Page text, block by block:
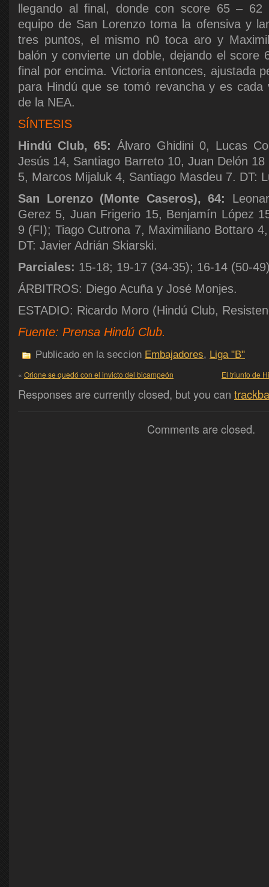
llegando al final, donde con score 65 –
equipo de San Lorenzo toma la ofensiva y
tres puntos, el mismo n0 toca aro y
balón y convierte un doble, dejando el score
final por encima. Victoria entonces, ajustada
para Hindú que se tomó revancha y es cada
de la NEA.
SÍNTESIS
Hindú Club, 65: Álvaro Ghidini 0, Lucas
Jesús 14, Santiago Barreto 10, Juan Delón
5, Marcos Mijaluk 4, Santiago Masdeu 7. DT:
San Lorenzo (Monte Caseros), 64:
Gerez 5, Juan Frigerio 15, Benjamín López
9 (FI); Tiago Cutrona 7, Maximiliano Bottaro
DT: Javier Adrián Skiarski.
Parciales: 15-18; 19-17 (34-35); 16-14 (50-
ÁRBITROS: Diego Acuña y José Monjes.
ESTADIO: Ricardo Moro (Hindú Club,
Fuente: Prensa Hindú Club.
Publicado en la seccion Embajadores, Liga "B"
« Orione se quedó con el invicto del bicampeón El triunfo de
Responses are currently closed, but you can
Comments are closed.